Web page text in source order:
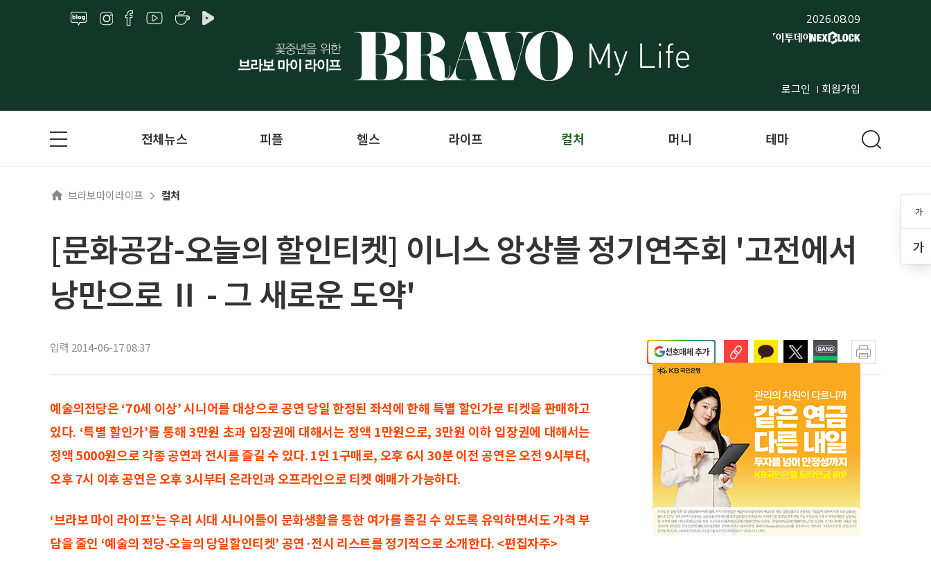
2026.08.09
로그인 회원가입
가
가
전체뉴스 피플 헬스 라이프 컬처 머니 테마
브라보마이라이프 컬처
[문화공감-오늘의 할인티켓] 이니스 앙상블 정기연주회 '고전에서
낭만으로 Ⅱ - 그 새로운 도약'
입력 2014-06-17 08:37 선호매체 추가
예술의전당은 ‘70세 이상’ 시니어를 대상으로 공연 당일 한정된 좌석에 한해 특별 할인가로 티켓을 판매하고
있다. ‘특별 할인가’를 통해 3만원 초과 입장권에 대해서는 정액 1만원으로, 3만원 이하 입장권에 대해서는
정액 5000원으로 각종 공연과 전시를 즐길 수 있다. 1인 1구매로, 오후 6시 30분 이전 공연은 오전 9시부터,
오후 7시 이후 공연은 오후 3시부터 온라인과 오프라인으로 티켓 예매가 가능하다.
‘브라보 마이 라이프’는 우리 시대 시니어들이 문화생활을 통한 여가를 즐길 수 있도록 유익하면서도 가격 부
담을 줄인 ‘예술의 전당-오늘의 당일할인티켓’ 공연·전시 리스트를 정기적으로 소개한다. <편집자주>